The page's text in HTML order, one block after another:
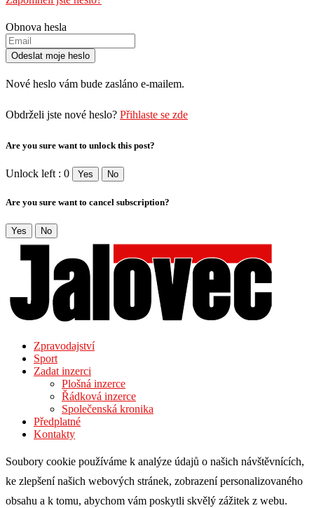
Obnova hesla
Nové heslo vám bude zasláno e-mailem.
Obdrželi jste nové heslo? Přihlaste se zde
Are you sure want to unlock this post?
Unlock left : 0 Yes No
Are you sure want to cancel subscription?
Yes No
Zpravodajství
Sport
Zadat inzerci
Plošná inzerce
Řádková inzerce
Společenská kronika
Předplatné
Kontakty
Soubory cookie používáme k analýze údajů o našich návštěvnících,
ke zlepšení našich webových stránek, zobrazení personalizovaného
obsahu a k tomu, abychom vám poskytli skvělý zážitek z webu.